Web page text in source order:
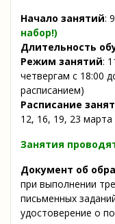
Начало занятий:
набор!)
Длительность
Режим занятий:
четвергам с 18:00
расписанием)
Расписание
12, 16, 19, 23 марта
Занятия
Документ об
при выполнении
письменных
удостоверение о